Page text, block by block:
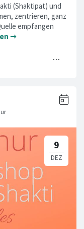
(Shaktipat) und
zentrieren, ganz
empfangen
➞